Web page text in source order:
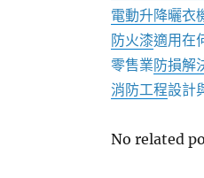
電動升降曬衣
防火漆適用在
零售業防損解
消防工程設計
No related